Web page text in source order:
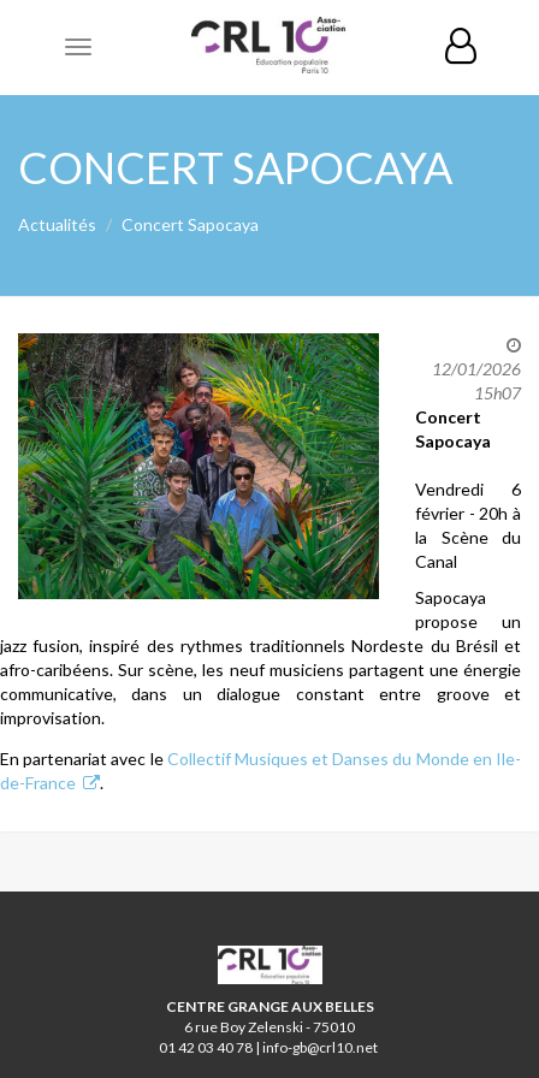
Toggle
CONCERT SAPOCAYA
Actualités Concert Sapocaya
12/01/2026
15h07
Concert
Sapocaya
Vendredi 6
février - 20h à
la Scène du
Canal
Sapocaya
propose un
jazz fusion, inspiré des rythmes traditionnels Nordeste du Brésil et
afro-caribéens. Sur scène, les neuf musiciens partagent une énergie
communicative, dans un dialogue constant entre groove et
improvisation.
En partenariat avec leCollectif Musiques et Danses du Monde en Ile-
de-France
.
CRL10
CENTRE GRANGE AUX BELLES
6 rue Boy Zelenski - 75010
01 42 03 40 78 | info-gb@crl10.net